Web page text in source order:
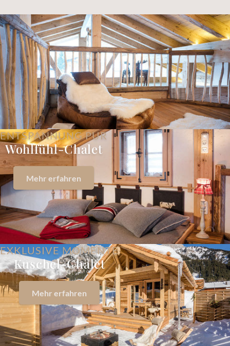
ENTSPANNUNG PUR
Wohlfühl-Chalet
Mehr erfahren
EXKLUSIVE MOMENTE
Kuschel-Chalet
Mehr erfahren